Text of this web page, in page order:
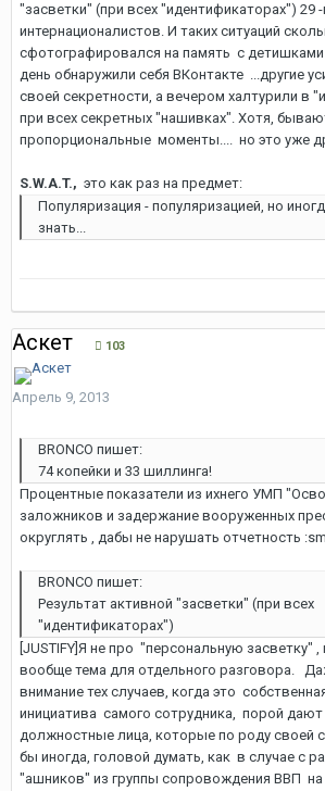
"засветки" (при всех "идентификаторах") 29 -
интернационалистов. И таких ситуаций
сфотографировался на память с детишками
день обнаружили себя ВКонтакте ...другие
своей секретности, а вечером халтурили в
при всех секретных "нашивках". Хотя,
пропорциональные моменты.... но это уже
S.W.A.T., это как раз на предмет:
Популяризация - популяризацией, но
знать...
Аскет 103
Апрель 9, 2013
BRONCO пишет:
74 копейки и 33 шиллинга!
Процентные показатели из ихнего УМП
заложников и задержание вооруженных
округлять , дабы не нарушать отчетность
BRONCO пишет:
Результат активной "засветки" (при всех
"идентификаторах")
[JUSTIFY]Я не про "персональную засветку"
вообще тема для отдельного разговора.
внимание тех случаев, когда это
инициатива самого сотрудника, порой дают
должностные лица, которые по роду своей
бы иногда, головой думать, как в случае с
"ашников" из группы сопровождения ВВП на